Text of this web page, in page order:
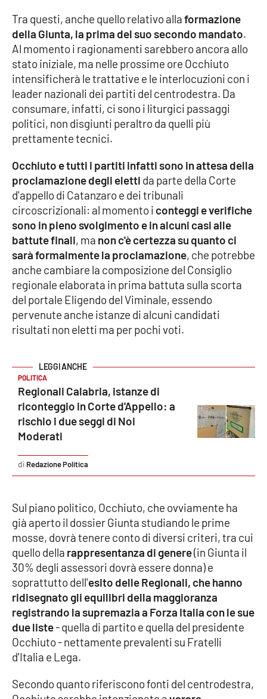
Sport
RUBRICHE
Good Morning Vietnam
Parchi Marini Calabria
Leggendo Alvaro insieme
Imprese Di Calabria
Le perfidie di Antonella Grippo
Venti di comunicazione
LaC TV
LaC Network
LaC OnAir
EDIZIONI
LOCALI
Catanzaro
Crotone
Vibo Valentia
Reggio Calabria
Cosenza
Lamezia Terme
Tra questi, anche quello relativo allaformazione
della Giunta, la prima del suo secondo mandato.
Al momento i ragionamenti sarebbero ancora allo
stato iniziale, ma nelle prossime ore Occhiuto
intensificherà le trattative e le interlocuzioni con i
leader nazionali dei partiti del centrodestra. Da
consumare, infatti, ci sono i liturgici passaggi
politici, non disgiunti peraltro da quelli più
prettamente tecnici.
Occhiuto e tutti i partiti infatti sono in attesa della
proclamazione degli eletti da parte della Corte
d'appello di Catanzaro e dei tribunali
circoscrizionali: al momento i conteggi e verifiche
sono in pieno svolgimento e in alcuni casi alle
battute finali, ma non c'è certezza su quanto ci
sarà formalmente la proclamazione, che potrebbe
anche cambiare la composizione del Consiglio
regionale elaborata in prima battuta sulla scorta
del portale Eligendo del Viminale, essendo
pervenute anche istanze di alcuni candidati
risultati non eletti ma per pochi voti.
POLITICA
Regionali Calabria, istanze di
riconteggio in Corte d'Appello: a
rischio i due seggi di Noi
Moderati
Redazione Politica
Sul piano politico, Occhiuto, che ovviamente ha
già aperto il dossier Giunta studiando le prime
mosse, dovrà tenere conto di diversi criteri, tra cui
quello della rappresentanza di genere(in Giunta il
30% degli assessori dovrà essere donna) e
soprattutto dell'esito delle Regionali, che hanno
ridisegnato gli equilibri della maggioranza
registrando la supremazia a Forza Italia con le sue
due liste- quella di partito e quella del presidente
Occhiuto - nettamente prevalenti su Fratelli
d'Italia e Lega.
Secondo quanto riferiscono fonti del centrodestra,